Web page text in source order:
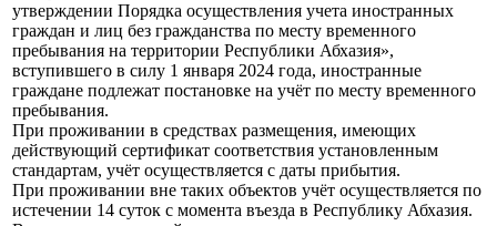
утверждении Порядка осуществления учета иностранных
граждан и лиц без гражданства по месту временного
пребывания на территории Республики Абхазия»,
вступившего в силу 1 января 2024 года, иностранные
граждане подлежат постановке на учёт по месту временного
пребывания.
При проживании в средствах размещения, имеющих
действующий сертификат соответствия установленным
стандартам, учёт осуществляется с даты прибытия.
При проживании вне таких объектов учёт осуществляется по
истечении 14 суток с момента въезда в Республику Абхазия.